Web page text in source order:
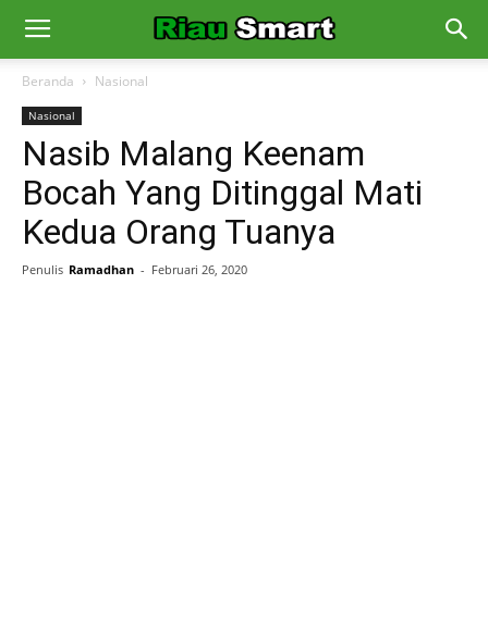
Beranda Nasional
Nasional
Nasib Malang Keenam
Bocah Yang Ditinggal Mati
Kedua Orang Tuanya
Penulis Ramadhan - Februari 26, 2020